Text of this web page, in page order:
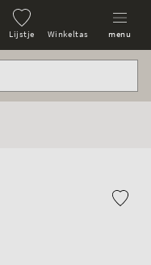
Lijstje Winkeltas menu